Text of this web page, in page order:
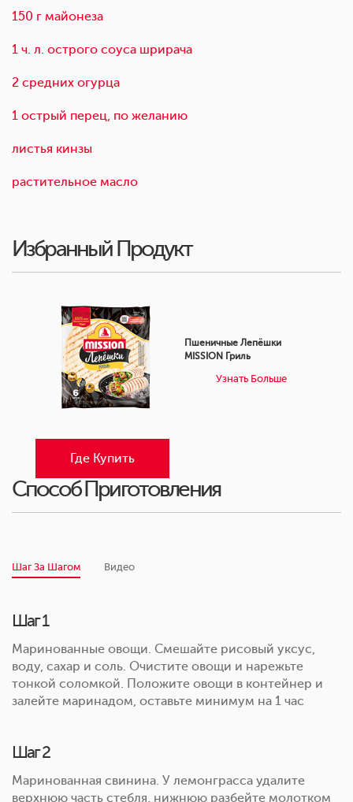
150 г майонеза
1 ч. л. острого соуса шрирача
2 средних огурца
1 острый перец, по желанию
листья кинзы
растительное масло
Избранный Продукт
Пшеничные Лепёшки
MISSION Гриль
Узнать Больше
Где Купить
Способ Приготовления
Шаг За Шагом Видео
Шаг 1
Маринованные овощи. Смешайте рисовый уксус,
воду, сахар и соль. Очистите овощи и нарежьте
тонкой соломкой. Положите овощи в контейнер и
залейте маринадом, оставьте минимум на 1 час
Шаг 2
Маринованная свинина. У лемонграсса удалите
верхнюю часть стебля, нижнюю разбейте молотком